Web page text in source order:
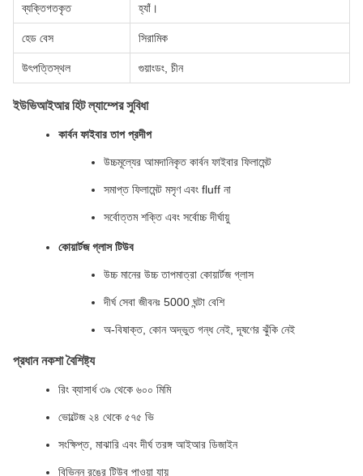
ব্যক্তিগতকৃত হ্যাঁ।
হেড বেস সিরামিক
উৎপত্তিস্থল গুয়াংডং, চীন
ইউভিআইআর হিট ল্যাম্পের সুবিধা
কার্বন ফাইবার তাপ প্রদীপ
উচ্চমূল্যের আমদানিকৃত কার্বন ফাইবার ফিলামেন্ট
সমাপ্ত ফিলামেন্ট মসৃণ এবং fluff না
সর্বোত্তম শক্তি এবং সর্বোচ্চ দীর্ঘায়ু
কোয়ার্টজ গ্লাস টিউব
উচ্চ মানের উচ্চ তাপমাত্রা কোয়ার্টজ গ্লাস
দীর্ঘ সেবা জীবনঃ 5000 ঘন্টা বেশি
অ-বিষাক্ত, কোন অদ্ভুত গন্ধ নেই, দূষণের ঝুঁকি নেই
প্রধান নকশা বৈশিষ্ট্য
রিং ব্যাসার্ধ ৩৯ থেকে ৬০০ মিমি
ভোল্টেজ ২৪ থেকে ৫৭৫ ভি
সংক্ষিপ্ত, মাঝারি এবং দীর্ঘ তরঙ্গ আইআর ডিজাইন
বিভিন্ন রঙের টিউব পাওয়া যায়